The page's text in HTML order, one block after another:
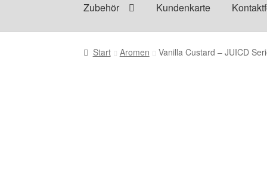
Zubehör Kundenkarte
Start Aromen Vanilla Custard – JUICD